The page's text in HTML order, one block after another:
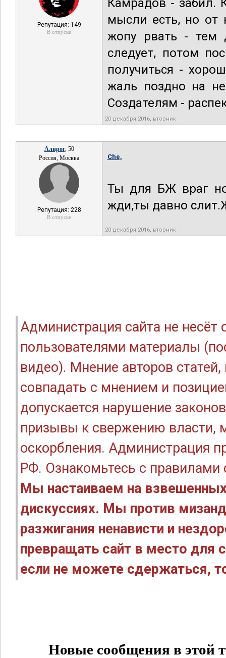
Репутация: 149
В отпуске
Камрадов - забил.
мысли есть, но от
жопу рвать - тем
следует, потом
получиться -
жаль поздно на
Создателям -
20 декабря 2016, вторник
Алирог, 50
Россия, Москва
Репутация: 228
В отпуске
Che,
Ты для БЖ враг
жди,ты давно
20 декабря 2016, вторник
Администрация сайта не
пользователями материалы
видео). Мнение авторов
совпадать с мнением и
допускается нарушение
призывы к свержению власти,
оскорбления. Администрация
РФ. Ознакомьтесь с правилами
Мы настаиваем на
дискуссиях. Мы против
разжигания ненависти и
превращать сайт в место для
если не можете сдержаться,
Новые сообщения в этой